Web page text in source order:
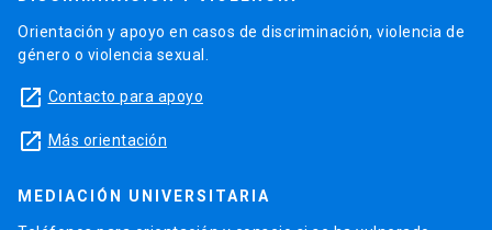
Orientación y apoyo en casos de discriminación, violencia de
género o violencia sexual.
launch Contacto para apoyo
launch Más orientación
MEDIACIÓN UNIVERSITARIA